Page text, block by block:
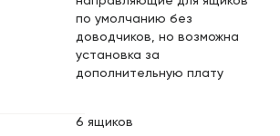
по умолчанию без
доводчиков, но возможна
установка за
дополнительную плату
6 ящиков